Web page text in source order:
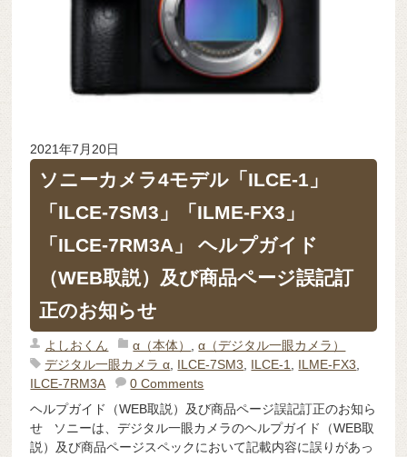
2021年7月20日
ソニーカメラ4モデル「ILCE-1」
「ILCE-7SM3」「ILME-FX3」
「ILCE-7RM3A」 ヘルプガイド
（WEB取説）及び商品ページ誤記訂
正のお知らせ
よしおくん α（本体） ,α（デジタル一眼カメラ）
デジタル一眼カメラ α ILCE-7SM3 ILCE-1 ILME-FX3
ILCE-7RM3A
0 Comments
ヘルプガイド（WEB取説）及び商品ページ誤記訂正のお知ら
せ ソニーは、デジタル一眼カメラのヘルプガイド（WEB取
説）及び商品ページスペックにおいて記載内容に誤りがあっ